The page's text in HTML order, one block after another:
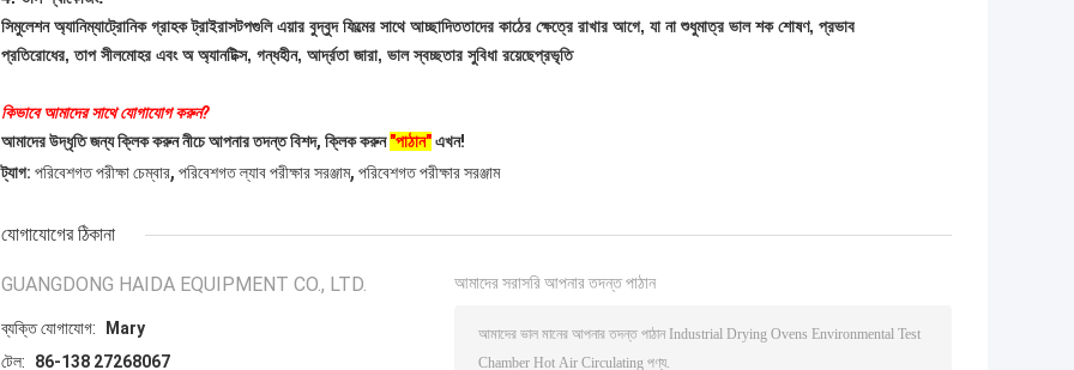
সিমুলেশন অ্যানিম্যাট্রোনিক গ্রাহক ট্রাইরাসটপগুলি এয়ার বুদ্বুদ ফিল্মের সাথে আচ্ছাদিততাদের কাঠের ক্ষেত্রে রাখার আগে, যা না শুধুমাত্র ভাল শক শোষণ, প্রভাব
প্রতিরোধের, তাপ সীলমোহর এবং অ অ্যানটিক্স, গন্ধহীন, আর্দ্রতা জারা, ভাল স্বচ্ছতার সুবিধা রয়েছেপ্রভৃতি
কিভাবে আমাদের সাথে যোগাযোগ করুন?
আমাদের উদ্ধৃতি জন্য ক্লিক করুন নীচে আপনার তদন্ত বিশদ, ক্লিক করুন"পাঠান"এখন!
ট্যাগ: পরিবেশগত পরীক্ষা চেম্বার, পরিবেশগত ল্যাব পরীক্ষার সরঞ্জাম, পরিবেশগত পরীক্ষার সরঞ্জাম
যোগাযোগের ঠিকানা
GUANGDONG HAIDA EQUIPMENT CO., LTD.
ব্যক্তি যোগাযোগ:
Mary
টেল:
86-138 27268067
আমাদের সরাসরি আপনার তদন্ত পাঠান